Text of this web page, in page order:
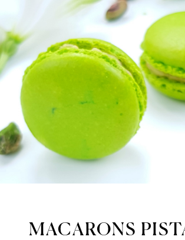
MACARONS